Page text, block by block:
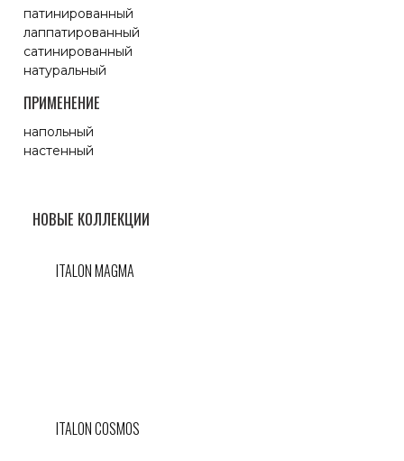
патинированный
лаппатированный
сатинированный
натуральный
ПРИМЕНЕНИЕ
напольный
настенный
НОВЫЕ КОЛЛЕКЦИИ
ITALON MAGMA
ITALON COSMOS